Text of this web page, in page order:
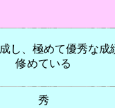
し、極めて優秀な成
修めている
秀